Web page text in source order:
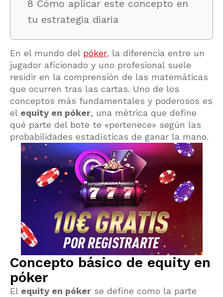
8 Cómo aplicar este concepto en
tu estrategia diaria
En el mundo del póker, la diferencia entre un
jugador aficionado y uno profesional suele
residir en la comprensión de las matemáticas
que ocurren tras las cartas. Uno de los
conceptos más fundamentales y poderosos es
el equity en póker, una métrica que define
qué parte del bote te «pertenece» según las
probabilidades estadísticas de ganar la mano.
Concepto básico de equity en
póker
El equity en póker se define como la parte